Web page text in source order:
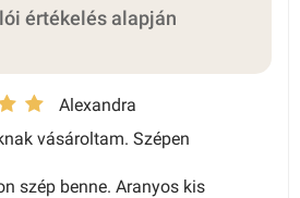
értékelés alapján
Alexandra
vásároltam. Szépen
szép benne. Aranyos kis